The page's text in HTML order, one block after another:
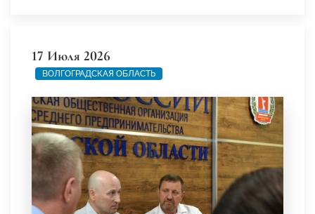
17 Июля 2026
ВОЛГОГРАДСКАЯ ОБЛАСТЬ